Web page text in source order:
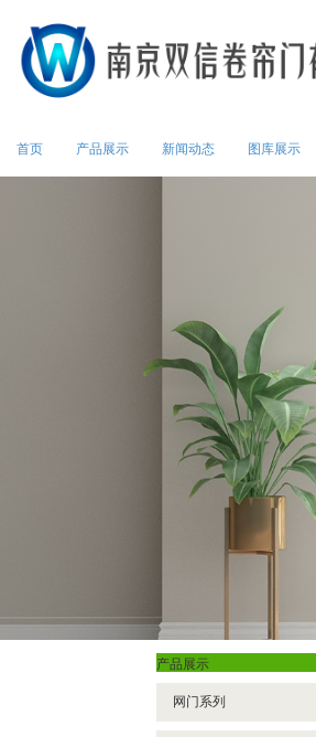
首页 产品展示 新闻动态 图库展示
产品展示
网门系列